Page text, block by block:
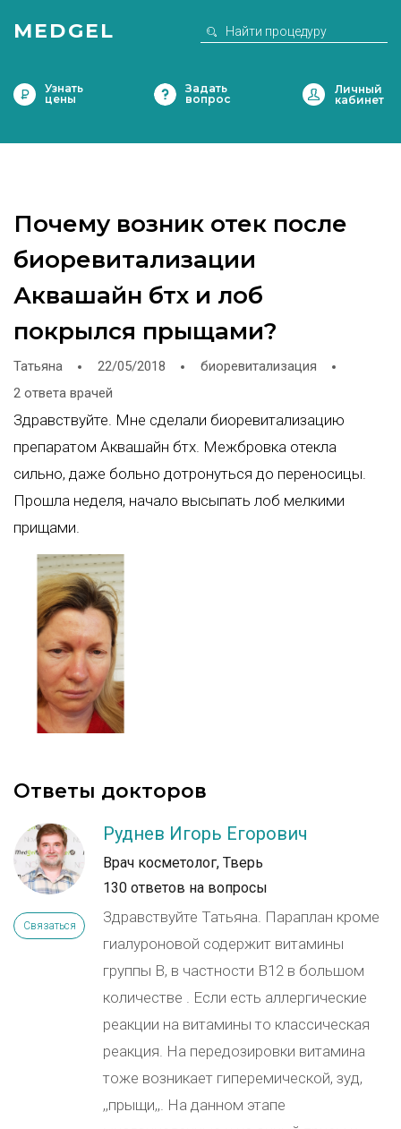
MEDGEL
Узнать
цены
Задать
вопрос
Почему возник отек после
биоревитализации
Аквашайн бтх и лоб
покрылся прыщами?
Татьяна 22/05/2018
биоревитализация
2 ответа врачей
Здравствуйте. Мне сделали биоревитализацию
препаратом Аквашайн бтх. Межбровка отекла
сильно, даже больно дотронуться до переносицы.
Прошла неделя, начало высыпать лоб мелкими
прищами.
Ответы докторов
Связаться
Руднев Игорь Егорович
Врач косметолог, Тверь
130 ответов на вопросы
Здравствуйте Татьяна. Параплан кроме
гиалуроновой содержит витамины
группы В, в частности В12 в большом
количестве . Если есть аллергические
реакции на витамины то классическая
реакция. На передозировки витамина
тоже возникает гиперемической, зуд,
,,прыщи,,. На данном этапе